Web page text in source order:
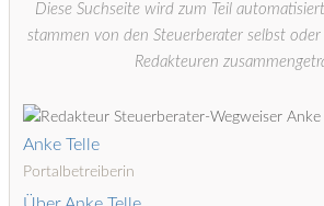
Diese Suchseite wird zum Teil
stammen von den Steuerberater selbst
Redakteuren
Anke Telle
Portalbetreiberin